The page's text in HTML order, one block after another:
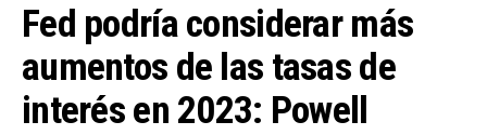
Fed podría considerar más
aumentos de las tasas de
interés en 2023: Powell